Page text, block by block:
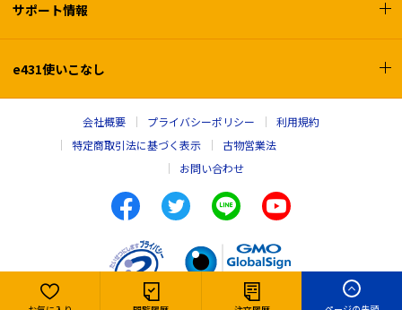
サポート情報
e431使いこなし
会社概要 プライバシーポリシー
利用規約
特定商取引法に基づく表示
古物営業法
お問い合わせ